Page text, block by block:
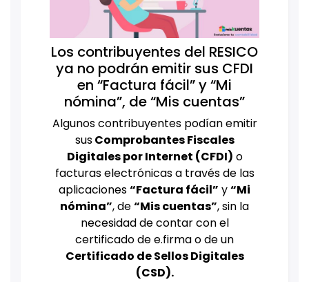
Los contribuyentes del RESICO
ya no podrán emitir sus CFDI
en “Factura fácil” y “Mi
nómina”, de “Mis cuentas”
Algunos contribuyentes podían emitir
susComprobantes Fiscales
Digitales por Internet (CFDI) o
facturas electrónicas a través de las
aplicaciones“Factura fácil” y“Mi
nómina”, de“Mis cuentas”, sin la
necesidad de contar con el
certificado de e.firma o de un
Certificado de Sellos Digitales
(CSD).